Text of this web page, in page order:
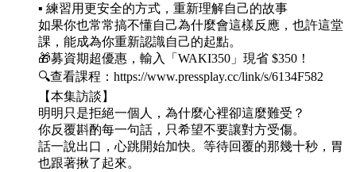
▪️ 練習用更安全的方式，重新理解自己的故事
如果你也常常搞不懂自己為什麼會這樣反應，也許這堂
課，能成為你重新認識自己的起點。
🎁募資期超優惠，輸入「WAKI350」現省 $350！
🔍查看課程：https://www.pressplay.cc/link/s/6134F582
【本集訪談】
明明只是拒絕一個人，為什麼心裡卻這麼難受？
你反覆斟酌每一句話，只希望不要讓對方受傷。
話一說出口，心跳開始加快。等待回覆的那幾十秒，胃
也跟著揪了起來。